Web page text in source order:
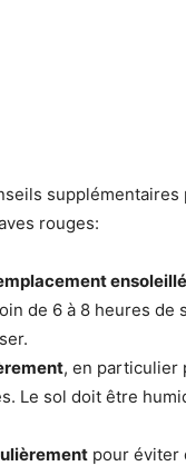
supplémentaires
rouges:
ensoleillé
de 6 à 8 heures de
, en particulier
Le sol doit être
pour éviter